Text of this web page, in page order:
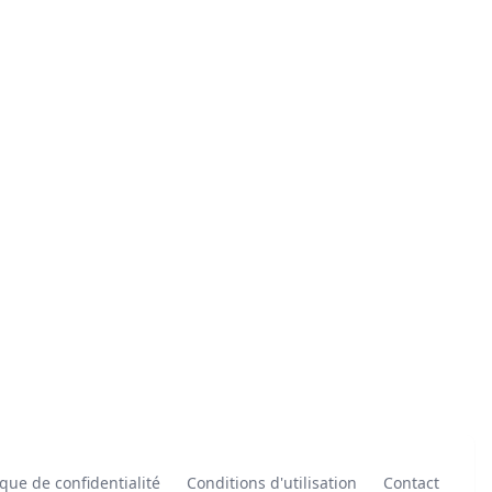
de confidentialité Conditions d'utilisation Contact